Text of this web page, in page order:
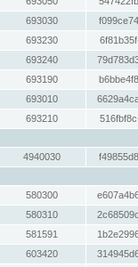
693030
693230
693240
693190
693010
693210
4940030
580300
580310
581591
603420